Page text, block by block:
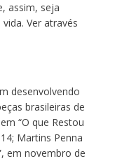
assim, seja
Ver através
desenvolvendo
brasileiras de
“O que Restou
Martins Penna
em novembro de